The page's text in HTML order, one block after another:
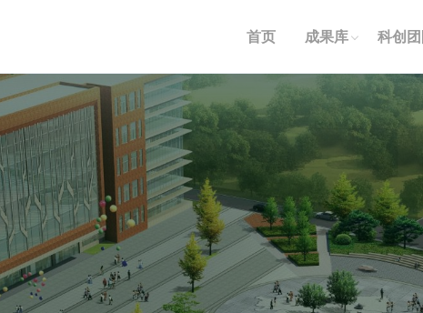
首页 成果库 科创